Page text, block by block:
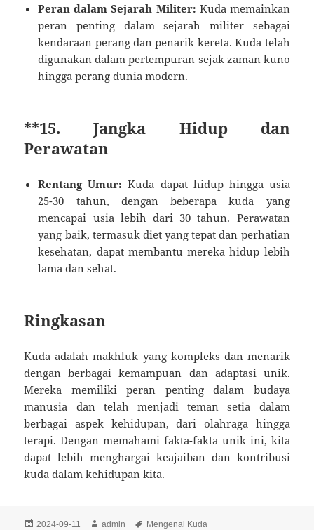
Peran dalam Sejarah Militer: Kuda memainkan
peran penting dalam sejarah militer sebagai
kendaraan perang dan penarik kereta. Kuda telah
digunakan dalam pertempuran sejak zaman kuno
hingga perang dunia modern.
**15.Jangka Hidup dan
Perawatan
Rentang Umur: Kuda dapat hidup hingga usia
25-30 tahun, dengan beberapa kuda yang
mencapai usia lebih dari 30 tahun. Perawatan
yang baik, termasuk diet yang tepat dan perhatian
kesehatan, dapat membantu mereka hidup lebih
lama dan sehat.
Ringkasan
Kuda adalah makhluk yang kompleks dan menarik
dengan berbagai kemampuan dan adaptasi unik.
Mereka memiliki peran penting dalam budaya
manusia dan telah menjadi teman setia dalam
berbagai aspek kehidupan, dari olahraga hingga
terapi. Dengan memahami fakta-fakta unik ini, kita
dapat lebih menghargai keajaiban dan kontribusi
kuda dalam kehidupan kita.
Diposkan
2024-09-11 Penulis
admin Tag
Mengenal Kuda